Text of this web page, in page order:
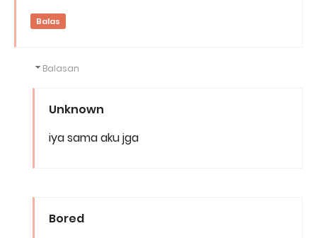
Balas
Balasan
Unknown
iya sama aku jga
Bored